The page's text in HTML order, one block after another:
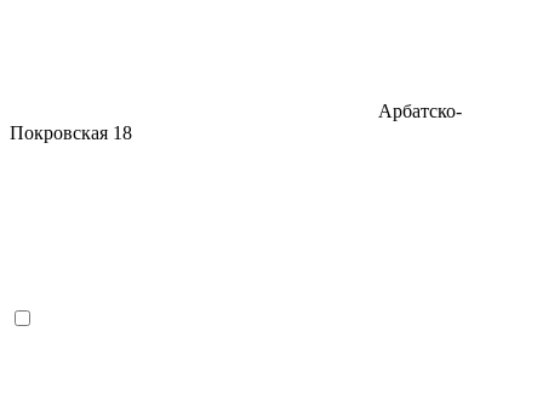
Арбатско-
Покровская 18